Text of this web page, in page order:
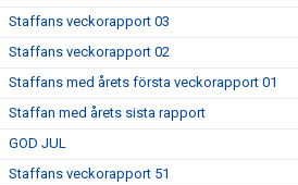
Staffans veckorapport 03
Staffans veckorapport 02
Staffans med årets första veckorapport 01
Staffan med årets sista rapport
GOD JUL
Staffans veckorapport 51